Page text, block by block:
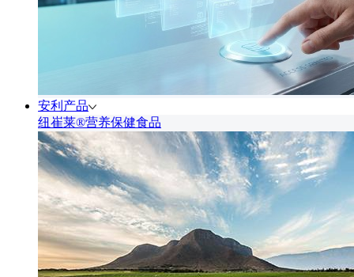
安利产品
纽崔莱®营养保健食品